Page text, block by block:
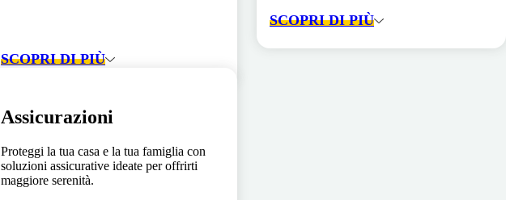
SCOPRI DI PIÙ
SCOPRI DI PIÙ
Assicurazioni
Proteggi la tua casa e la tua famiglia con
soluzioni assicurative ideate per offrirti
maggiore serenità.